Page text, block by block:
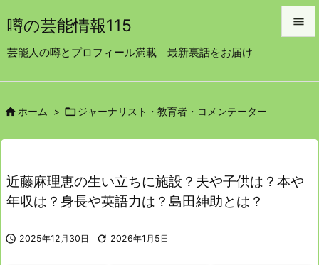
噂の芸能情報115
芸能人の噂とプロフィール満載｜最新裏話をお届け

前へ
次へ
ホーム >  ジャーナリスト・教育者・コメンテーター
近藤麻理恵の生い立ちに施設？夫や子供は？本や
年収は？身長や英語力は？島田紳助とは？
 2025年12月30日  2026年1月5日